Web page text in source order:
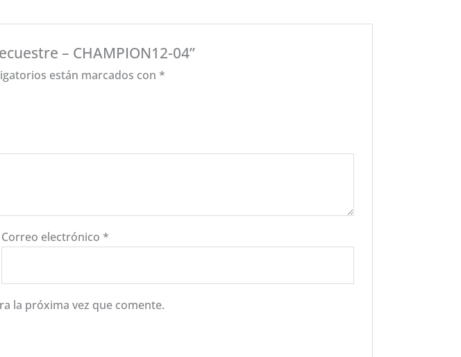
– CHAMPION12-04”
están marcados con *
Correo electrónico *
la próxima vez que comente.